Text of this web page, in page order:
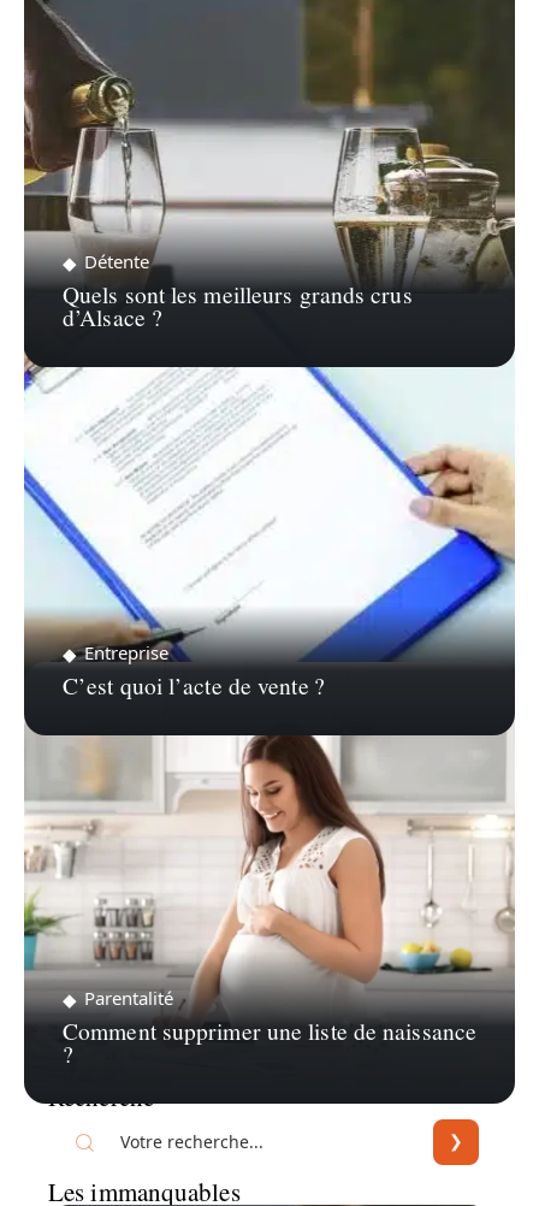
Détente
Quels sont les meilleurs grands crus
d’Alsace ?
Entreprise
C’est quoi l’acte de vente ?
Parentalité
Comment supprimer une liste de naissance
?
Recherche
Les immanquables